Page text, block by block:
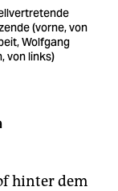
(vorne, von
Wolfgang
von links)
hinter dem